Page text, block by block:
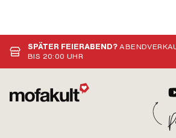
SPÄTER FEIERABEND?
BIS 20:00 UHR